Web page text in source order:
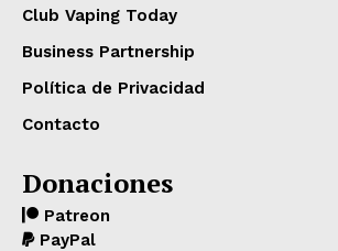
Club Vaping Today
Business Partnership
Política de Privacidad
Contacto
Donaciones
Patreon
PayPal